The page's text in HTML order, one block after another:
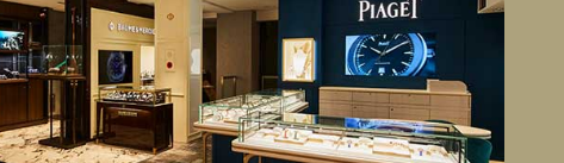
アミダ
Arnold & Son
アーノルド＆サン
ISHIDA いいモノ Selection
いいモノ Gift selection
i.s.d.(アイエスディー)
ブライトリング ブティック 銀座
BEST VINTAGE新宿
TikTok